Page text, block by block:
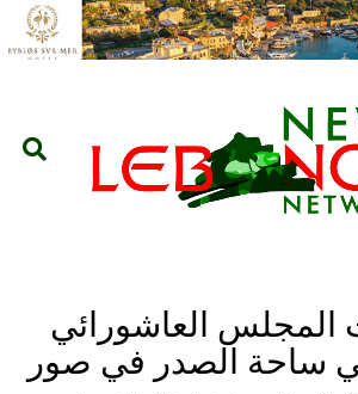
المجلس العاشورائي
ساحة الصدر في صور